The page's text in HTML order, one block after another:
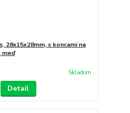
28x15x28mm, s koncami na
meď
Skladom
Detail